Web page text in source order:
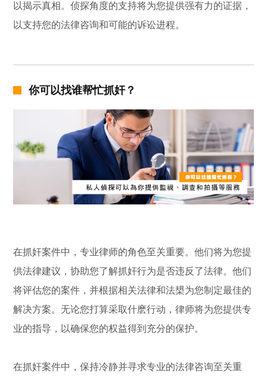
以揭示真相。侦探角度的支持将为您提供强有力的证据，
以支持您的法律咨询和可能的诉讼进程。
你可以找谁帮忙抓奸？
在抓奸案件中，专业律师的角色至关重要。他们将为您提
供法律建议，协助您了解抓奸行为是否违反了法律。他们
将评估您的案件，并根据相关法律和法槼为您制定最佳的
解决方案。无论您打算采取什麽行动，律师将为您提供专
业的指导，以确保您的权益得到充分的保护。
在抓奸案件中，保持冷静并寻求专业的法律咨询至关重